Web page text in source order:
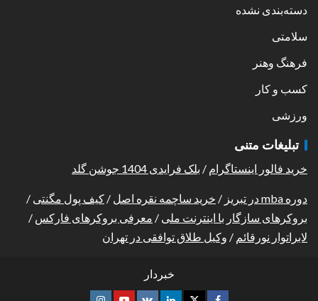
دسته‌بندی نشده
سلامتی
فرهنگ وهنر
کسب و کار
ورزشی
تبلیغات متنی
خرید فالور اینستاگرام / بلک فرایدی 1404 جوشن گلد
دوره mba در تبریز / خرید ساچمه نقره اصل / کیف پول مگنتی /
بروکرهای سازگار با اینترنت ملی / معرفی بروکرهای فارکس /
لابراتوار نورقائم / وکیل طلاق توافقی در تهران
خبردار